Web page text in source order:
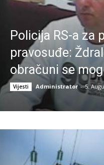
Policija RS-a za
pravosuđe:
obračuni se
Vijesti Administrator - 5.